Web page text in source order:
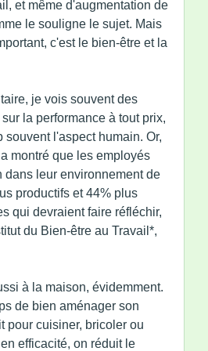
et même d'augmentation de
le souligne le sujet. Mais
c'est le bien-être et la
je vois souvent des
la performance à tout prix,
souvent l'aspect humain. Or,
montré que les employés
dans leur environnement de
productifs et 44% plus
qui devraient faire réfléchir,
du Bien-être au Travail*,
à la maison, évidemment.
de bien aménager son
pour cuisiner, bricoler ou
efficacité, on réduit le